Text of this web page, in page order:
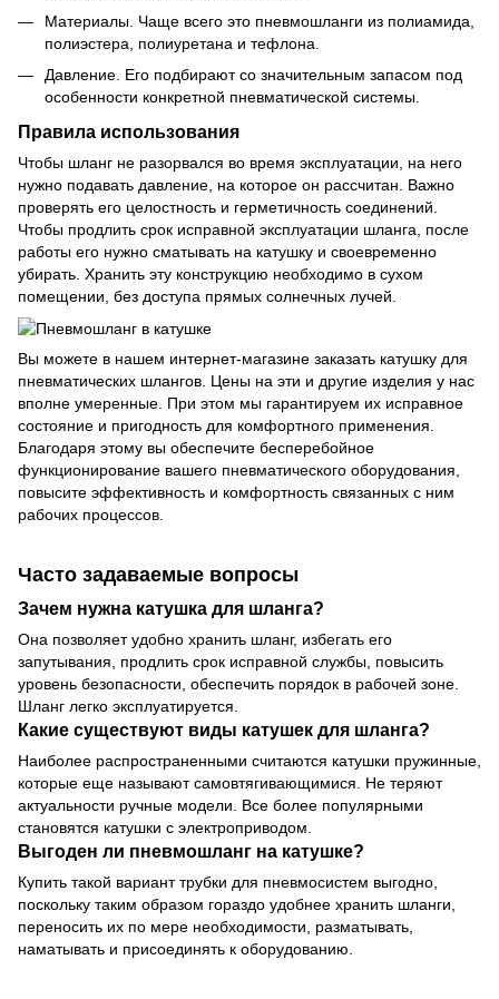
Материалы. Чаще всего это пневмошланги из полиамида
полиэстера, полиуретана и тефлона.
Давление. Его подбирают со значительным запасом под
особенности конкретной пневматической системы.
Правила использования
Чтобы шланг не разорвался во время эксплуатации, на него
нужно подавать давление, на которое он рассчитан. Важно
проверять его целостность и герметичность соединений.
Чтобы продлить срок исправной эксплуатации шланга, после
работы его нужно сматывать на катушку и своевременно
убирать. Хранить эту конструкцию необходимо в сухом
помещении, без доступа прямых солнечных лучей.
Вы можете в нашем интернет-магазине заказать катушку для
пневматических шлангов. Цены на эти и другие изделия у нас
вполне умеренные. При этом мы гарантируем их исправное
состояние и пригодность для комфортного применения.
Благодаря этому вы обеспечите бесперебойное
функционирование вашего пневматического оборудования
повысите эффективность и комфортность связанных с ним
рабочих процессов.
Часто задаваемые вопросы
Зачем нужна катушка для шланга?
Она позволяет удобно хранить шланг, избегать его
запутывания, продлить срок исправной службы, повысить
уровень безопасности, обеспечить порядок в рабочей зоне.
Шланг легко эксплуатируется.
Какие существуют виды катушек для шланга?
Наиболее распространенными считаются катушки пружинные,
которые еще называют самовтягивающимися. Не теряют
актуальности ручные модели. Все более популярными
становятся катушки с электроприводом.
Выгоден ли пневмошланг на катушке?
Купить такой вариант трубки для пневмосистем выгодно,
поскольку таким образом гораздо удобнее хранить шланги,
переносить их по мере необходимости, разматывать,
наматывать и присоединять к оборудованию.